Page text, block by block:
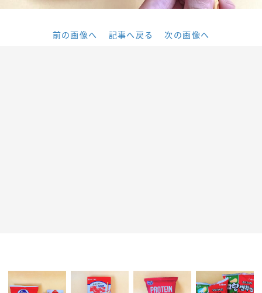
前の画像へ 記事へ戻る 次の画像へ